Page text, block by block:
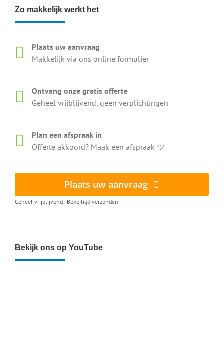
Zo makkelijk werkt het
Plaats uw aanvraag
Makkelijk via ons online formulier
Ontvang onze gratis offerte
Geheel vrijblijvend, geen verplichtingen
Plan een afspraak in
Offerte akkoord? Maak een afspraak ツ
Plaats uw aanvraag
Geheel vrijblijvend - Beveiligd verzonden
Bekijk ons op YouTube